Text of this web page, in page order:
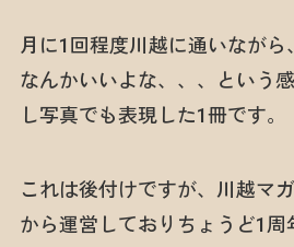
月に1回程度川越に通いながら
なんかいいよな、、、という
し写真でも表現した1冊です。
これは後付けですが、川越マ
から運営しておりちょうど1周